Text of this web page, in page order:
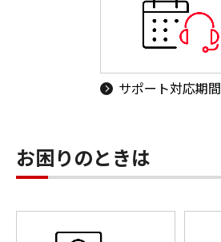
サポート対応期間
お困りのときは